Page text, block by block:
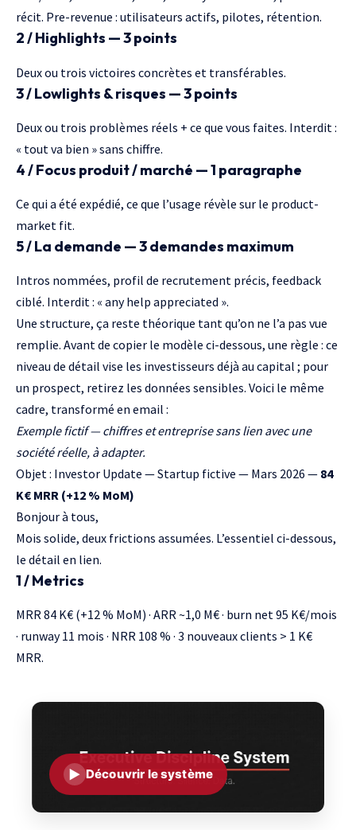
récit. Pre-revenue : utilisateurs actifs, pilotes, rétention.
2 / Highlights — 3 points
Deux ou trois victoires concrètes et transférables.
3 / Lowlights & risques — 3 points
Deux ou trois problèmes réels + ce que vous faites. Interdit :
« tout va bien » sans chiffre.
4 / Focus produit / marché — 1 paragraphe
Ce qui a été expédié, ce que l’usage révèle sur le product-
market fit.
5 / La demande — 3 demandes maximum
Intros nommées, profil de recrutement précis, feedback
ciblé. Interdit : « any help appreciated ».
Une structure, ça reste théorique tant qu’on ne l’a pas vue
remplie. Avant de copier le modèle ci-dessous, une règle : ce
niveau de détail vise les investisseurs déjà au capital ; pour
un prospect, retirez les données sensibles. Voici le même
cadre, transformé en email :
Exemple fictif — chiffres et entreprise sans lien avec une
société réelle, à adapter.
Objet : Investor Update — Startup fictive — Mars 2026 — 84
K€ MRR (+12 % MoM)
Bonjour à tous,
Mois solide, deux frictions assumées. L’essentiel ci-dessous,
le détail en lien.
1 / Metrics
MRR 84 K€ (+12 % MoM) · ARR ~1,0 M€ · burn net 95 K€/mois
· runway 11 mois · NRR 108 % · 3 nouveaux clients > 1 K€
MRR.
▶ Découvrir le système